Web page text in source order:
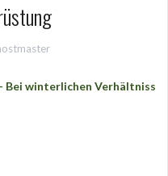
winterlichen